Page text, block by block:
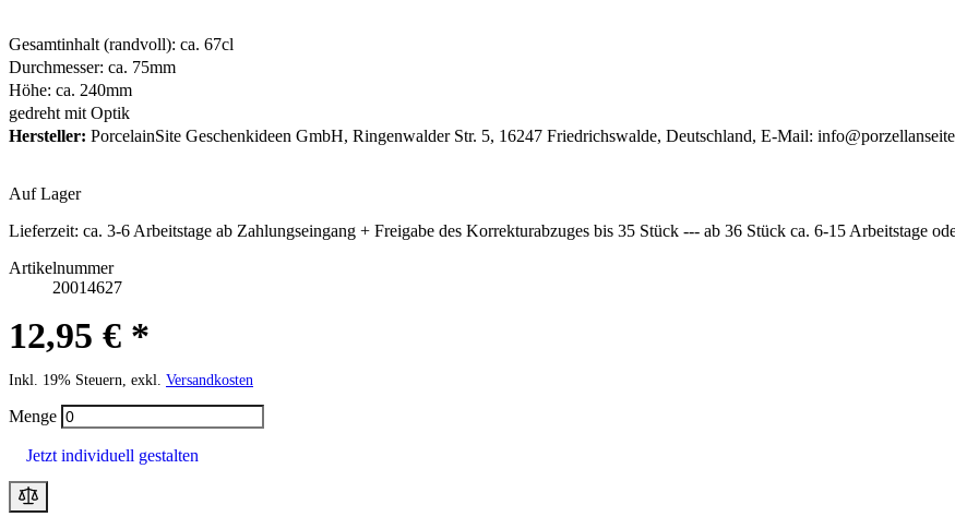
Gesamtinhalt (randvoll): ca. 67cl
Durchmesser: ca. 75mm
Höhe: ca. 240mm
gedreht mit Optik
Hersteller: PorcelainSite Geschenkideen GmbH, Ringenwalder Str. 5, 16247 Friedrichswalde, Deutschland, E-Mail:
Auf Lager
Lieferzeit: ca. 3-6 Arbeitstage ab Zahlungseingang + Freigabe des Korrekturabzuges bis 35 Stück --- ab 36 Stück ca. 6-15 Arbeitstage
Artikelnummer
20014627
12,95 € *
Inkl. 19% Steuern, exkl. Versandkosten
Menge
Jetzt individuell gestalten